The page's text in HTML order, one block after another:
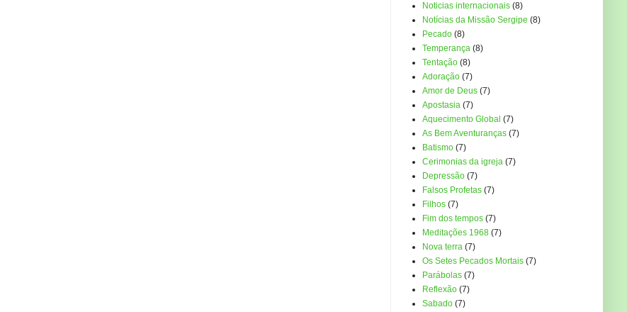
Noticias internacionais (8)
Notícias da Missão Sergipe (8)
Pecado (8)
Temperança (8)
Tentação (8)
Adoração (7)
Amor de Deus (7)
Apostasia (7)
Aquecimento Global (7)
As Bem Aventuranças (7)
Batismo (7)
Cerimonias da igreja (7)
Depressão (7)
Falsos Profetas (7)
Filhos (7)
Fim dos tempos (7)
Meditações 1968 (7)
Nova terra (7)
Os Setes Pecados Mortais (7)
Parábolas (7)
Reflexão (7)
Sabado (7)